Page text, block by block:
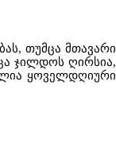
თუმცა მთავარი
ჯილდოს ღირსია,
ყოველდღიური